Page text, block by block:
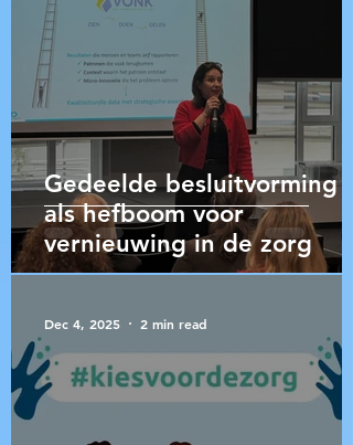
Gedeelde besluitvorming
als hefboom voor
vernieuwing in de zorg
Dec 4, 2025 2 min read